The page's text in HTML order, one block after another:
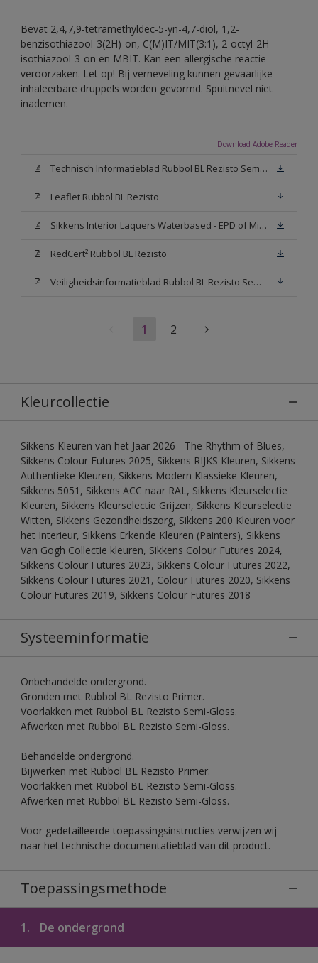
Bevat 2,4,7,9-tetramethyldec-5-yn-4,7-diol, 1,2-
benzisothiazool-3(2H)-on, C(M)IT/MIT(3:1), 2-octyl-2H-
isothiazool-3-on en MBIT. Kan een allergische reactie
veroorzaken. Let op! Bij verneveling kunnen gevaarlijke
inhaleerbare druppels worden gevormd. Spuitnevel niet
inademen.
Download Adobe Reader
Technisch Informatieblad Rubbol BL Rezisto Semi-Gloss (New Livery) (PDF)
Leaflet Rubbol BL Rezisto
Sikkens Interior Laquers Waterbased - EPD of Milieuproductverklaring
RedCert² Rubbol BL Rezisto
Veiligheidsinformatieblad Rubbol BL Rezisto Semi-Gloss N00 (MSDS)
1 2
Kleurcollectie
Sikkens Kleuren van het Jaar 2026 - The Rhythm of Blues,
Sikkens Colour Futures 2025, Sikkens RIJKS Kleuren, Sikkens
Authentieke Kleuren, Sikkens Modern Klassieke Kleuren,
Sikkens 5051, Sikkens ACC naar RAL, Sikkens Kleurselectie
Kleuren, Sikkens Kleurselectie Grijzen, Sikkens Kleurselectie
Witten, Sikkens Gezondheidszorg, Sikkens 200 Kleuren voor
het Interieur, Sikkens Erkende Kleuren (Painters), Sikkens
Van Gogh Collectie kleuren, Sikkens Colour Futures 2024,
Sikkens Colour Futures 2023, Sikkens Colour Futures 2022,
Sikkens Colour Futures 2021, Colour Futures 2020, Sikkens
Colour Futures 2019, Sikkens Colour Futures 2018
Systeeminformatie
Onbehandelde ondergrond.
Gronden met Rubbol BL Rezisto Primer.
Voorlakken met Rubbol BL Rezisto Semi-Gloss.
Afwerken met Rubbol BL Rezisto Semi-Gloss.
Behandelde ondergrond.
Bijwerken met Rubbol BL Rezisto Primer.
Voorlakken met Rubbol BL Rezisto Semi-Gloss.
Afwerken met Rubbol BL Rezisto Semi-Gloss.
Voor gedetailleerde toepassingsinstructies verwijzen wij
naar het technische documentatieblad van dit product.
Toepassingsmethode
1. De ondergrond